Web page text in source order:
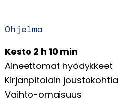
Ohjelma
Kesto 2 h 10 min
Aineettomat hyödykkeet
Kirjanpitolain joustokohtia
Vaihto-omaisuus